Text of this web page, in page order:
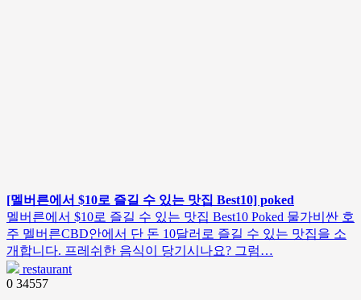
[멜버른에서 $10로 즐길 수 있는 맛집 Best10] poked
멜버른에서 $10로 즐길 수 있는 맛집 Best10 Poked 물가비싼 호
주 멜버른CBD안에서 단 돈 10달러로 즐길 수 있는 맛집을 소
개합니다. 프레쉬한 음식이 당기시나요? 그럼…
restaurant
0 34557